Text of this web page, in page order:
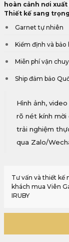
hoàn cảnh nơi
Thiết kế sang
Garnet tự nhiên
Kiểm định và
Miễn phí vận
Ship đảm bảo
Hình ảnh,
rõ nét kính mời
trải nghiệm
qua Zalo/
Tư vấn và thiết kế
khách mua Viên
IRUBY